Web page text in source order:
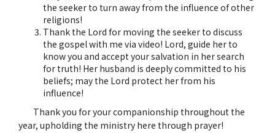
the seeker to turn away from the influence of other
religions!
Thank the Lord for moving the seeker to discuss
the gospel with me via video! Lord, guide her to
know you and accept your salvation in her search
for truth! Her husband is deeply committed to his
beliefs; may the Lord protect her from his
influence!
Thank you for your companionship throughout the
year, upholding the ministry here through prayer!